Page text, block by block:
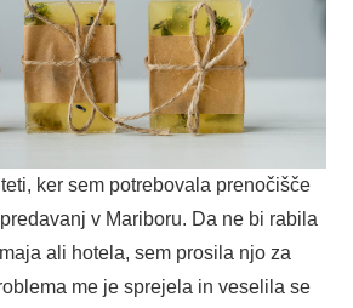
ker sem potrebovala prenočišče
v Mariboru. Da ne bi rabila
ali hotela, sem prosila njo za
me je sprejela in veselila se